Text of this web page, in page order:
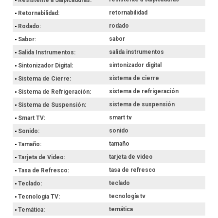
Retornabilidad
retornabilidad
Rodado
rodado
Sabor
sabor
Salida Instrumentos
salida instrumentos
Sintonizador Digital
sintonizador digital
Sistema de Cierre
sistema de cierre
Sistema de Refrigeración
sistema de refrigeración
Sistema de Suspensión
sistema de suspensión
Smart TV
smart tv
Sonido
sonido
Tamaño
tamaño
Tarjeta de Video
tarjeta de video
Tasa de Refresco
tasa de refresco
Teclado
teclado
Tecnología TV
tecnología tv
Temática
temática